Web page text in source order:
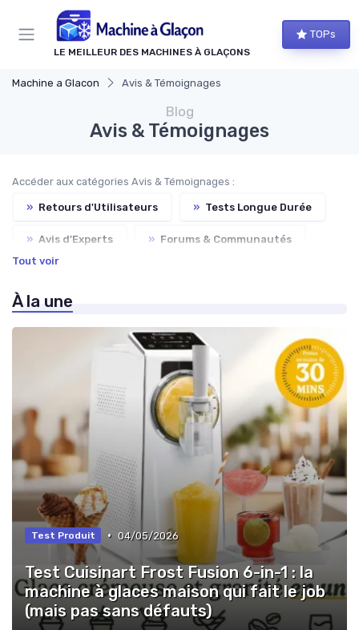
LE MEILLEUR DES MACHINES À GLAÇONS
TOPs
Machine a Glacon Avis & Témoignages
Blog
Avis & Témoignages
Accéder aux catégories Avis & Témoignages :
» Retours d'Utilisateurs » Tests Longue Durée
» Avis d'Experts » Forums & Communautés
Tout voir
À la une
Test Produit • 04/05/2026
Test Cuisinart Frost Fusion 6-in-1 : la
machine à glaces maison qui fait le job
(mais pas sans défauts)
Panneau de gestion des cookies